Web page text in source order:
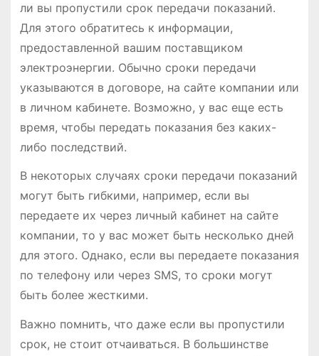
ли вы пропустили срок передачи показаний.
Для этого обратитесь к информации,
предоставленной вашим поставщиком
электроэнергии. Обычно сроки передачи
указываются в договоре, на сайте компании или
в личном кабинете. Возможно, у вас еще есть
время, чтобы передать показания без каких-
либо последствий.
В некоторых случаях сроки передачи показаний
могут быть гибкими, например, если вы
передаете их через личный кабинет на сайте
компании, то у вас может быть несколько дней
для этого. Однако, если вы передаете показания
по телефону или через SMS, то сроки могут
быть более жесткими.
Важно помнить, что даже если вы пропустили
срок, не стоит отчаиваться. В большинстве